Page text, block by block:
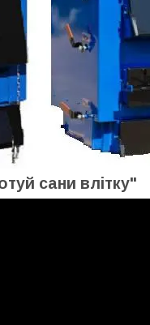
сани влітку"